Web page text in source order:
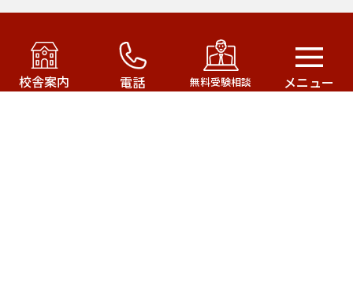
アカデミー・オブ・ファースト・パシフィック運営の
武田塾はこちら！
武田塾三軒茶屋校
校舎案内 電話 無料受験相談 メニュー